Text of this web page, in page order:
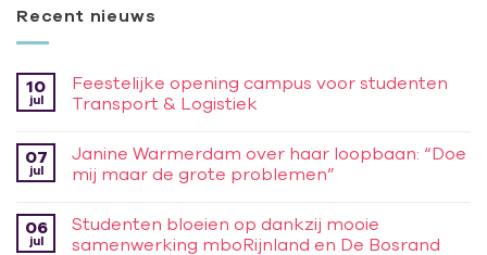
Recent nieuws
10
jul
Feestelijke opening campus voor studenten
Transport & Logistiek
07
jul
Janine Warmerdam over haar loopbaan: “Doe
mij maar de grote problemen”
06
jul
Studenten bloeien op dankzij mooie
samenwerking mboRijnland en De Bosrand